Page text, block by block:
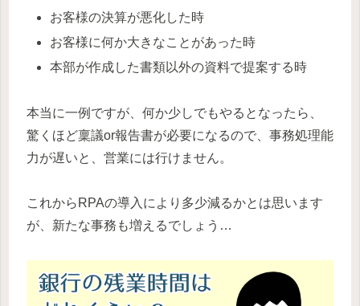
お客様の決算が悪化した時
お客様に何か大きなことがあった時
本部が作成した書類以外の資料で提案する時
本当に一例ですが、何か少しでもやるとなったら、
驚くほど稟議or報告書が必要になるので、事務処理能
力が遅いと、営業には行けません。
これからRPAの導入により多少減るかとは思います
が、新たな事務も増えるでしょう…